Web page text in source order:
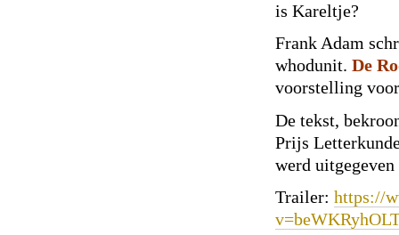
is Kareltje?
Frank Adam
whodunit. De
voorstelling
De tekst,
Prijs
werd
Trailer: https://